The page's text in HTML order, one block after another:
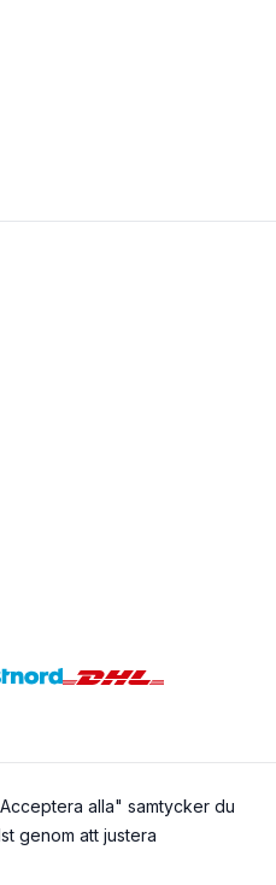
alla" samtycker du
genom att justera